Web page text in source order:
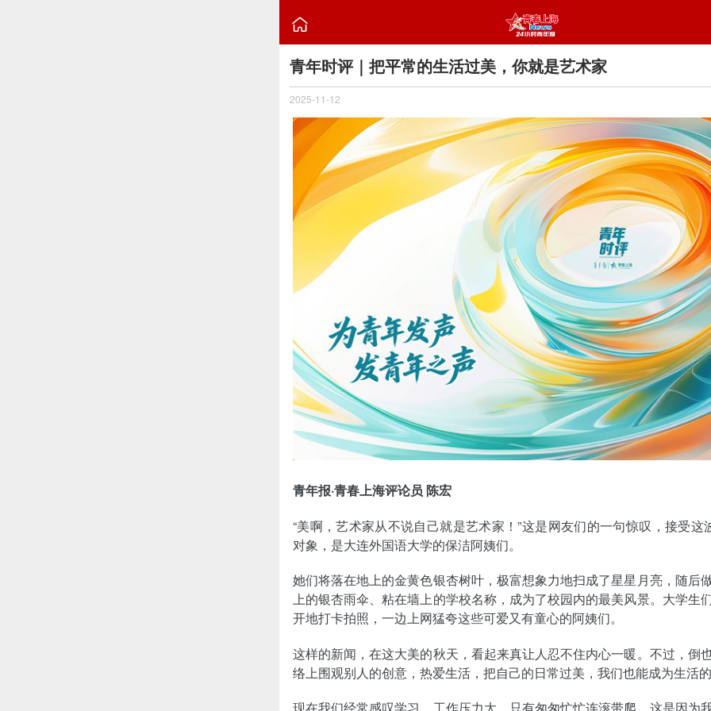

青年时评｜把平常的生活过美，你就是艺术家
2025-11-12
青年报·青春上海评论员 陈宏
“美啊，艺术家从不说自己就是艺术家！”这是网友们的一句惊叹，接受这
对象，是大连外国语大学的保洁阿姨们。
她们将落在地上的金黄色银杏树叶，极富想象力地扫成了星星月亮，随后
上的银杏雨伞、粘在墙上的学校名称，成为了校园内的最美风景。大学生
开地打卡拍照，一边上网猛夸这些可爱又有童心的阿姨们。
这样的新闻，在这大美的秋天，看起来真让人忍不住内心一暖。不过，倒
络上围观别人的创意，热爱生活，把自己的日常过美，我们也能成为生活